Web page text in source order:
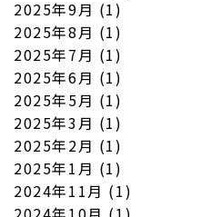
2025年9月 (1)
2025年8月 (1)
2025年7月 (1)
2025年6月 (1)
2025年5月 (1)
2025年3月 (1)
2025年2月 (1)
2025年1月 (1)
2024年11月 (1)